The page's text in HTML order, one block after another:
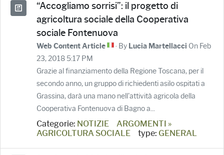
“Accogliamo sorrisi”: il progetto di
agricoltura sociale della Cooperativa
sociale Fontenuova
Web Content Article · By Lucia Martellacci On Feb
23, 2018 5:17 PM
Grazie al finanziamento della Regione Toscana, per il
secondo anno, un gruppo di richiedenti asilo ospitati a
Grassina, darà una mano nell'attività agricola della
Cooperativa Fontenuova di Bagno a...
Categorie: NOTIZIE
ARGOMENTI »
AGRICOLTURA SOCIALE
type: GENERAL